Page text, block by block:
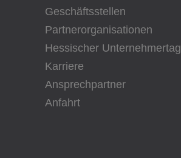
Geschäftsstellen
Partnerorganisationen
Hessischer Unternehmertag
Karriere
Ansprechpartner
Anfahrt